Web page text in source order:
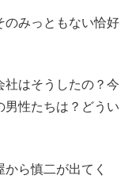
のみっともない恰好
社はそうしたの？今
男性たちは？どうい
ら慎二が出てく